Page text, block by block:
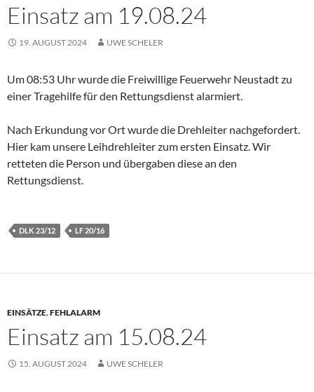
Einsatz am 19.08.24
19. AUGUST 2024 UWE SCHELER
Um 08:53 Uhr wurde die Freiwillige Feuerwehr Neustadt zu
einer Tragehilfe für den Rettungsdienst alarmiert.
Nach Erkundung vor Ort wurde die Drehleiter nachgefordert.
Hier kam unsere Leihdrehleiter zum ersten Einsatz. Wir
retteten die Person und übergaben diese an den
Rettungsdienst.
DLK 23/12 LF 20/16
EINSÄTZE,FEHLALARM
Einsatz am 15.08.24
15. AUGUST 2024 UWE SCHELER